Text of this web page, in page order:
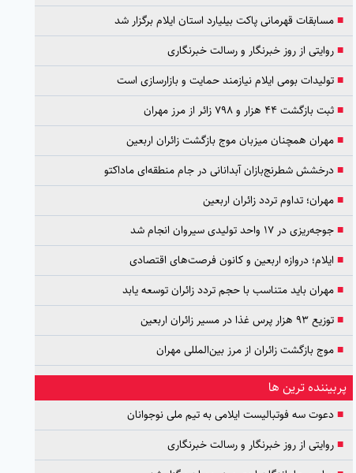
■مسابقات قهرمانی پاکت بیلیارد استان ایلام برگزار شد
■روایتی از روز خبرنگار و رسالت خبرنگاری
■تولیدات بومی ایلام نیازمند حمایت و بازارسازی است
■ثبت بازگشت ۴۴ هزار و ۷۹۸ زائر از مرز مهران
■مهران همچنان میزبان موج بازگشت زائران اربعین
■درخشش شطرنج‌بازان آبدانانی در جام منطقه‌ای ماداکتو
■مهران؛ تداوم تردد زائران اربعین
■جوجه‌ریزی در ۱۷ واحد تولیدی سیروان انجام شد
■ ایلام؛ دروازه اربعین و کانون فرصت‌های اقتصادی
■مهران باید متناسب با حجم تردد زائران توسعه یابد
■توزیع ۹۳ هزار پرس غذا در مسیر زائران اربعین
■موج بازگشت زائران از مرز بین‌المللی مهران
پربیننده ترین ها
■دعوت سه فوتبالیست ایلامی به تیم ملی نوجوانان
■روایتی از روز خبرنگار و رسالت خبرنگاری